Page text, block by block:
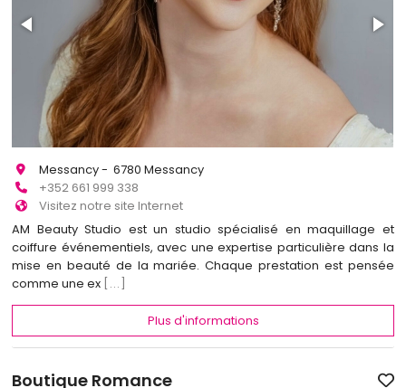
Messancy - 6780 Messancy
+352 661 999 338
Visitez notre site Internet
AM Beauty Studio est un studio spécialisé en maquillage et
coiffure événementiels, avec une expertise particulière dans la
mise en beauté de la mariée. Chaque prestation est pensée
comme une ex [...]
Plus d'informations
Boutique Romance